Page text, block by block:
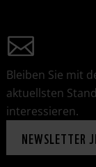
Bleiben Sie mit
aktuellsten
interessieren.
NEWSLETTER